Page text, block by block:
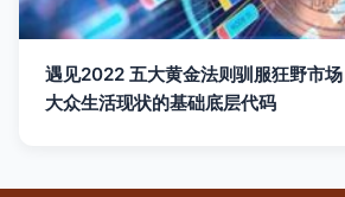
遇见2022 五大黄金法则驯服狂野市
大众生活现状的基础底层代码